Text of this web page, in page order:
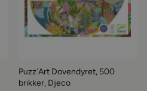
Puzz´Art Dovendyret, 500
brikker, Djeco